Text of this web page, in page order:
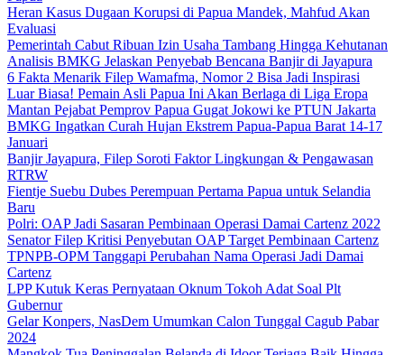
Heran Kasus Dugaan Korupsi di Papua Mandek, Mahfud Akan
Evaluasi
Pemerintah Cabut Ribuan Izin Usaha Tambang Hingga Kehutanan
Analisis BMKG Jelaskan Penyebab Bencana Banjir di Jayapura
6 Fakta Menarik Filep Wamafma, Nomor 2 Bisa Jadi Inspirasi
Luar Biasa! Pemain Asli Papua Ini Akan Berlaga di Liga Eropa
Mantan Pejabat Pemprov Papua Gugat Jokowi ke PTUN Jakarta
BMKG Ingatkan Curah Hujan Ekstrem Papua-Papua Barat 14-17
Januari
Banjir Jayapura, Filep Soroti Faktor Lingkungan & Pengawasan
RTRW
Fientje Suebu Dubes Perempuan Pertama Papua untuk Selandia
Baru
Polri: OAP Jadi Sasaran Pembinaan Operasi Damai Cartenz 2022
Senator Filep Kritisi Penyebutan OAP Target Pembinaan Cartenz
TPNPB-OPM Tanggapi Perubahan Nama Operasi Jadi Damai
Cartenz
LPP Kutuk Keras Pernyataan Oknum Tokoh Adat Soal Plt
Gubernur
Gelar Konpers, NasDem Umumkan Calon Tunggal Cagub Pabar
2024